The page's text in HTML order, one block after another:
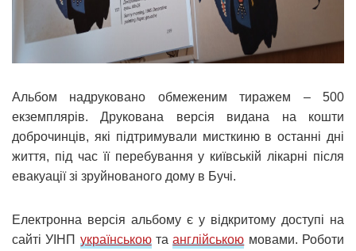
Альбом надруковано обмеженим тиражем – 500
екземплярів. Друкована версія видана на кошти
доброчинців, які підтримували мисткиню в останні дні
життя, під час її перебування у київській лікарні після
евакуації зі зруйнованого дому в Бучі.
Електронна версія альбому є у відкритому доступі на
сайті УІНП українськоютаанглійською мовами. Роботи